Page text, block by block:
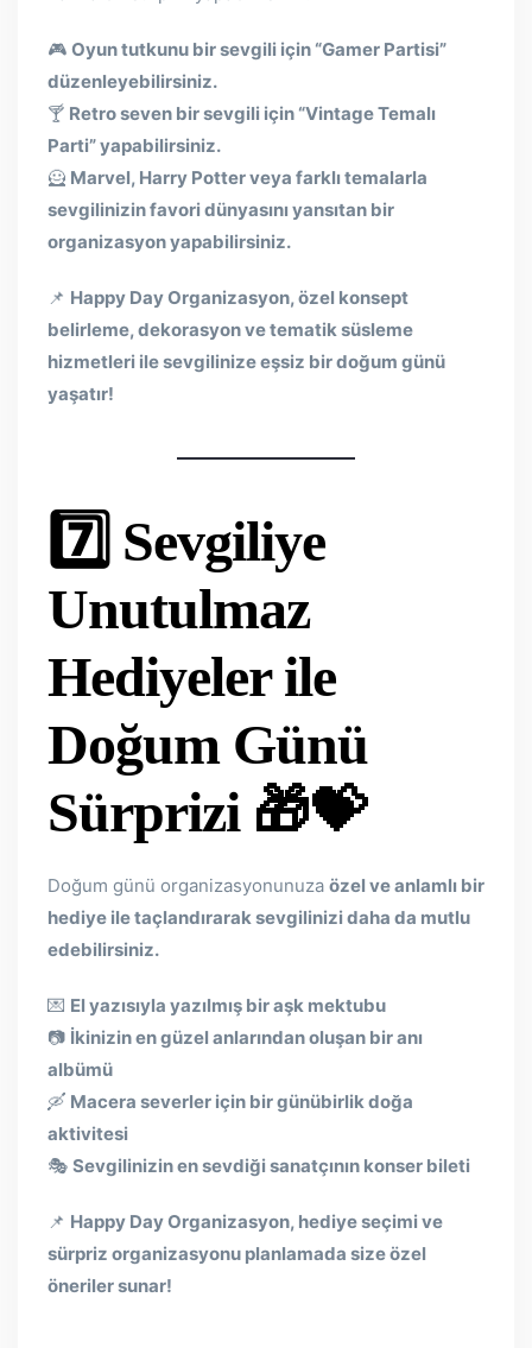
🎮 Oyun tutkunu bir sevgili için “Gamer Partisi”
düzenleyebilirsiniz.
🍸 Retro seven bir sevgili için “Vintage Temalı
Parti” yapabilirsiniz.
🦸 Marvel, Harry Potter veya farklı temalarla
sevgilinizin favori dünyasını yansıtan bir
organizasyon yapabilirsiniz.
📌 Happy Day Organizasyon, özel konsept
belirleme, dekorasyon ve tematik süsleme
hizmetleri ile sevgilinize eşsiz bir doğum günü
yaşatır!
7️⃣ Sevgiliye
Unutulmaz
Hediyeler ile
Doğum Günü
Sürprizi🎁💝
Doğum günü organizasyonunuza özel ve anlamlı bir
hediye ile taçlandırarak sevgilinizi daha da mutlu
edebilirsiniz.
💌 El yazısıyla yazılmış bir aşk mektubu
📷 İkinizin en güzel anlarından oluşan bir anı
albümü
🛶 Macera severler için bir günübirlik doğa
aktivitesi
🎭 Sevgilinizin en sevdiği sanatçının konser bileti
📌 Happy Day Organizasyon, hediye seçimi ve
sürpriz organizasyonu planlamada size özel
öneriler sunar!